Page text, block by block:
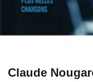
Claude